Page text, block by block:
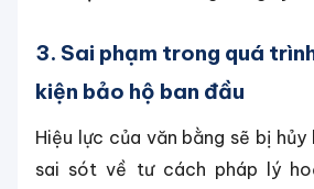
3. Sai phạm trong quá
kiện bảo hộ ban đầu
Hiệu lực của văn bằng sẽ bị
sai sót về tư cách pháp lý